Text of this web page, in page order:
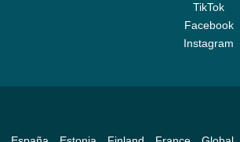
TikTok
Facebook
Instagram